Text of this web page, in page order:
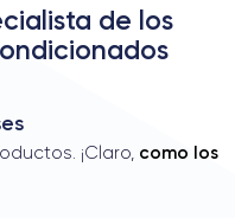
de los
¡Claro, como los